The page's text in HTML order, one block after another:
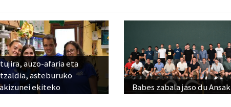
auzo-afaria eta
asteburuko
ekiteko
Babes zabala jaso du Ansak